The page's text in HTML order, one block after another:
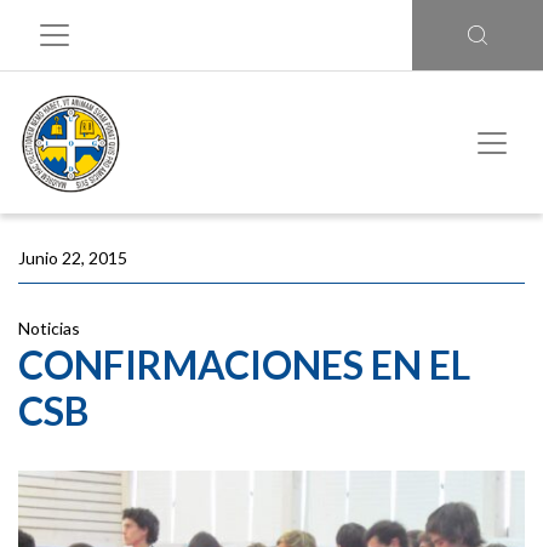
Junio 22, 2015
Noticias
CONFIRMACIONES EN EL
CSB